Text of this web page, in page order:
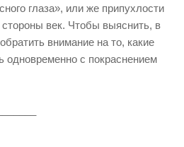
глаза», или же припухлости
век. Чтобы выяснить, в
внимание на то, какие
с покраснением